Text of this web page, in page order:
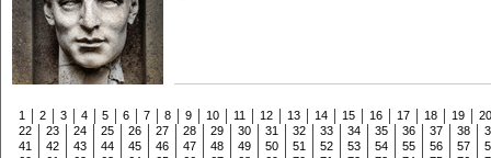
1 2 3 4 5 6 7 8 9 10 11 12 13 14 15 16 17 18 19
20
22
23 24 25 26 27 28 29 30 31 32 33 34 35 36 37 38
41
42 43 44 45 46 47 48 49 50 51 52 53 54 55 56 57